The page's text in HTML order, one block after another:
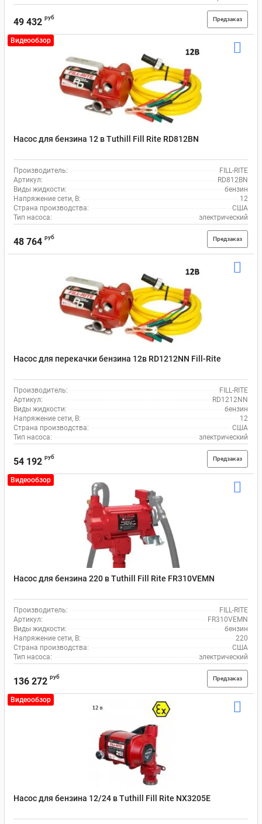
49 432 руб Предзаказ
Видеообзор
Насос для бензина 12 в Tuthill Fill Rite RD812BN
Производитель:
FILL-RITE
Артикул:
RD812BN
Виды жидкости:
бензин
Напряжение сети, В:
12
Страна производства:
США
Тип насоса:
электрический
48 764 руб Предзаказ
Насос для перекачки бензина 12в RD1212NN Fill-Rite
Производитель:
FILL-RITE
Артикул:
RD1212NN
Виды жидкости:
бензин
Напряжение сети, В:
12
Страна производства:
США
Тип насоса:
электрический
54 192 руб Предзаказ
Видеообзор
Насос для бензина 220 в Tuthill Fill Rite FR310VEMN
Производитель:
FILL-RITE
Артикул:
FR310VEMN
Виды жидкости:
бензин
Напряжение сети, В:
220
Страна производства:
США
Тип насоса:
электрический
136 272 руб Предзаказ
Видеообзор
Насос для бензина 12/24 в Tuthill Fill Rite NX3205E